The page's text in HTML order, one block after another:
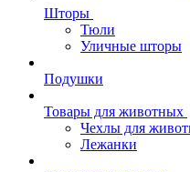
Шторы
Тюли
Уличные шторы
Подушки
Товары для животных
Чехлы для
Лежанки